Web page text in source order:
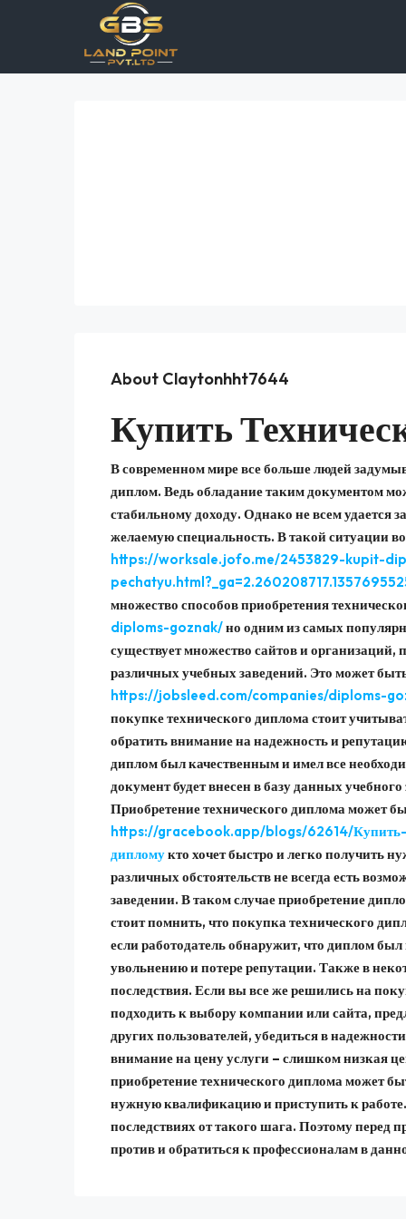
About Claytonhht7644
Купить
В современном мире все больше людей
диплом. Ведь обладание таким документом
стабильному доходу. Однако не всем удается
желаемую специальность. В такой ситуации
https://worksale.jofo.me/2453829-kupit-
множество способов приобретения
diploms-goznak/но одним из самых
существует множество сайтов и
различных учебных заведений. Это может
https://jobsleed.com/companies/diploms-
покупке технического диплома стоит
обратить внимание на надежность и
диплом был качественным и имел все
документ будет внесен в базу данных
Приобретение технического диплома может
https://gracebook.app/blogs/62614/Купить-
дипломукто хочет быстро и легко получить
различных обстоятельств не всегда есть
заведении. В таком случае приобретение
стоит помнить, что покупка технического
если работодатель обнаружит, что диплом
увольнению и потере репутации. Также в
последствия. Если вы все же решились на
подходить к выбору компании или сайта,
других пользователей, убедиться в
внимание на цену услуги – слишком низкая
приобретение технического диплома может
нужную квалификацию и приступить к
последствиях от такого шага. Поэтому перед
против и обратиться к профессионалам в